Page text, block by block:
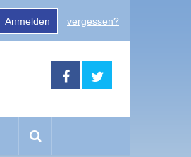
Anmelden vergessen?